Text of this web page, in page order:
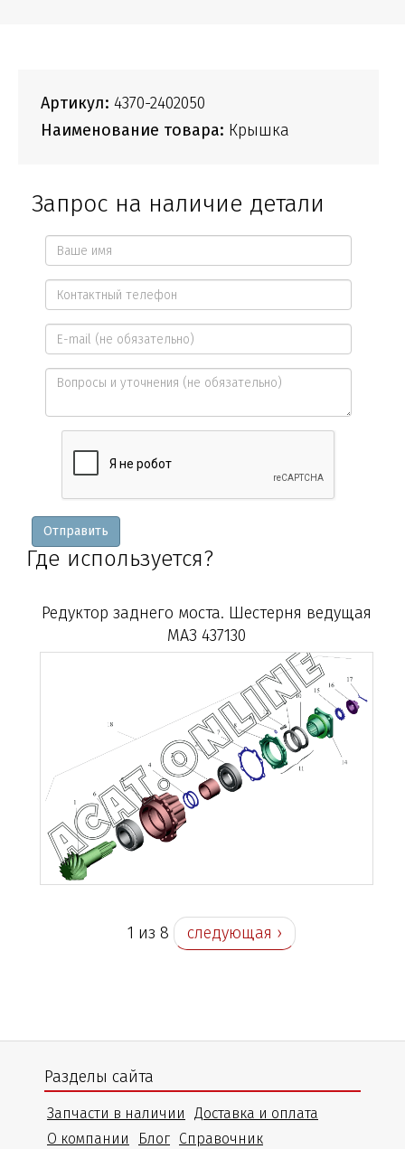
Артикул: 4370-2402050
Наименование товара: Крышка
Запрос на наличие детали
Ваше
имя
*
Контактный
телефон
*
E-
mail
Вопросы
уточнения
Отправить
Где используется?
Редуктор заднего моста. Шестерня ведущая
МАЗ 437130
1 из 8 следующая ›
Разделы сайта
Запчасти в наличии
Доставка и оплата
О компании
Блог Справочник